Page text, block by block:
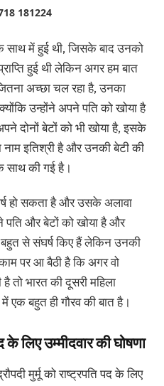
के साथ में हुई थी, जिसके बाद उनको
हुई थी लेकिन अगर हम बात
अच्छा चल रहा है, उनका
उन्होंने अपने पति को खोया है
दोनों बेटों को भी खोया है, इसके
इतिश्री है और उनकी बेटी की
साथ की गई है।
हो सकता है और उसके अलावा
और बेटों को खोया है और
से संघर्ष किए हैं लेकिन उनकी
पर आ बैठी है कि अगर वो
तो भारत की दूसरी महिला
एक बहुत ही गौरव की बात है।
के लिए उम्मीदवार की घोषणा
मुर्मू को राष्ट्रपति पद के लिए